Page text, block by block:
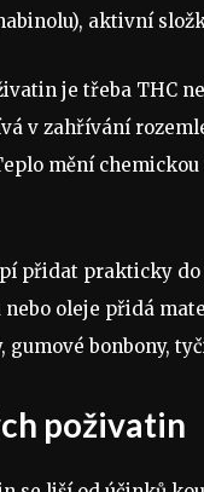
aktivní
je třeba THC
v zahřívání
mění
přidat prakticky
nebo oleje přidá
gumové bonbony,
poživatin